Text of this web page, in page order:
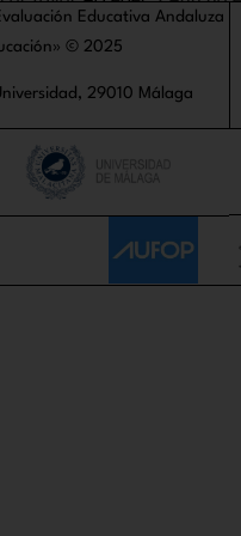
Educativa Andaluza
© 2025
29010 Málaga